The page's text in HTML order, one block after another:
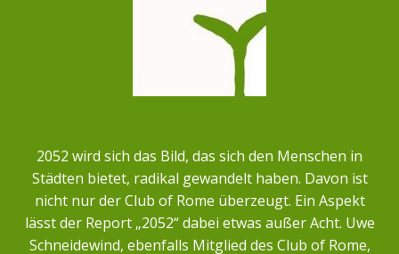
2052 wird sich das Bild, das sich den Menschen in
Städten bietet, radikal gewandelt haben. Davon ist
nicht nur der Club of Rome überzeugt. Ein Aspekt
lässt der Report „2052“ dabei etwas außer Acht. Uwe
Schneidewind, ebenfalls Mitglied des Club of Rome,